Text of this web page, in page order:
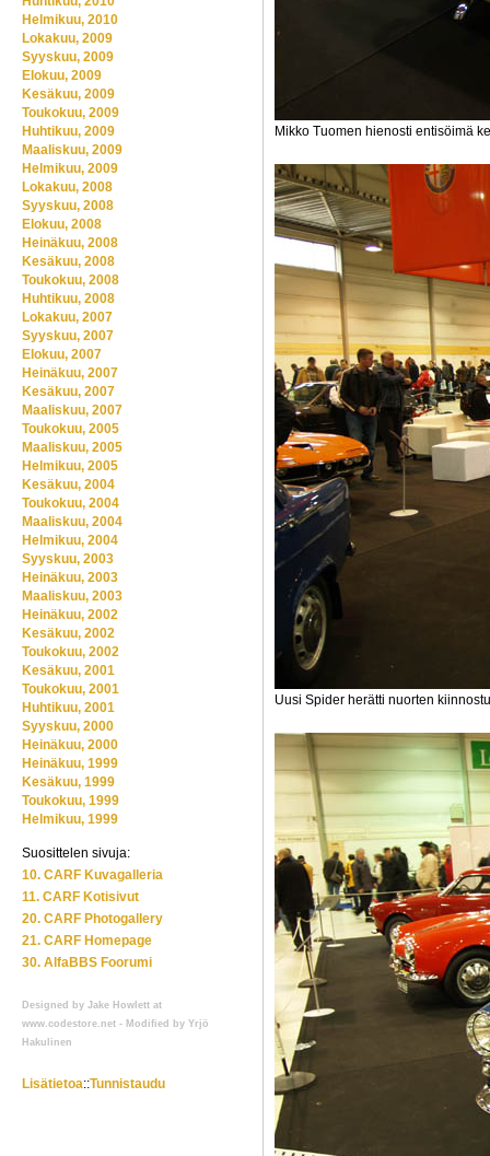
Mikko Tuomen hienosti entisöimä
Uusi Spider herätti nuorten
Helmikuu, 2010
Lokakuu, 2009
Syyskuu, 2009
Elokuu, 2009
Kesäkuu, 2009
Toukokuu, 2009
Huhtikuu, 2009
Maaliskuu, 2009
Helmikuu, 2009
Lokakuu, 2008
Syyskuu, 2008
Elokuu, 2008
Heinäkuu, 2008
Kesäkuu, 2008
Toukokuu, 2008
Huhtikuu, 2008
Lokakuu, 2007
Syyskuu, 2007
Elokuu, 2007
Heinäkuu, 2007
Kesäkuu, 2007
Maaliskuu, 2007
Toukokuu, 2005
Maaliskuu, 2005
Helmikuu, 2005
Kesäkuu, 2004
Toukokuu, 2004
Maaliskuu, 2004
Helmikuu, 2004
Syyskuu, 2003
Heinäkuu, 2003
Maaliskuu, 2003
Heinäkuu, 2002
Kesäkuu, 2002
Toukokuu, 2002
Kesäkuu, 2001
Toukokuu, 2001
Huhtikuu, 2001
Syyskuu, 2000
Heinäkuu, 2000
Heinäkuu, 1999
Kesäkuu, 1999
Toukokuu, 1999
Helmikuu, 1999
Suosittelen sivuja:
10. CARF Kuvagalleria
11. CARF Kotisivut
20. CARF Photogallery
21. CARF Homepage
30. AlfaBBS Foorumi
Designed by Jake Howlett at
www.codestore.net - Modified by Yrjö
Hakulinen
Lisätietoa::Tunnistaudu